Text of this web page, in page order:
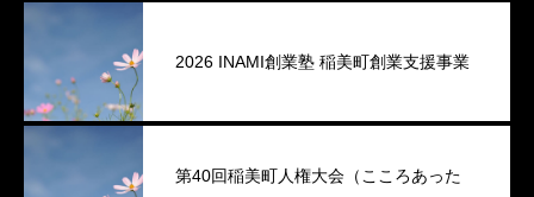
2026 INAMI創業塾 稲美町創業支援事業
第40回稲美町人権大会（こころあった